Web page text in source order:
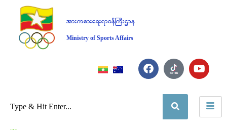
အားကစားရေးရာဝန်ကြီးဌာန
Ministry of Sports Affairs